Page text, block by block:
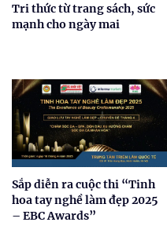
Tri thức từ trang sách, sức
mạnh cho ngày mai
Sắp diễn ra cuộc thi “Tinh
hoa tay nghề làm đẹp 2025
– EBC Awards”